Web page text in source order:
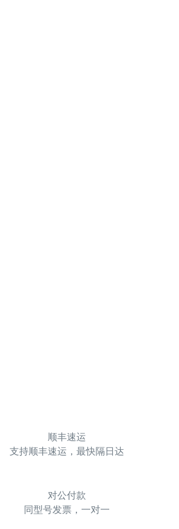
顺丰速运
支持顺丰速运，最快隔日达
对公付款
同型号发票，一对一